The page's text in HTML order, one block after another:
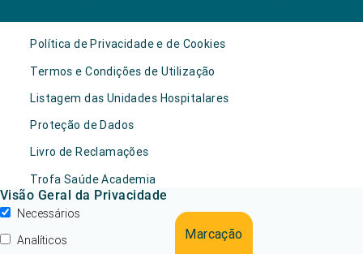
Marcação
Política de Privacidade e de Cookies
Termos e Condições de Utilização
Listagem das Unidades Hospitalares
Proteção de Dados
Livro de Reclamações
Trofa Saúde Academia
Visão Geral da Privacidade
Necessários
Analíticos